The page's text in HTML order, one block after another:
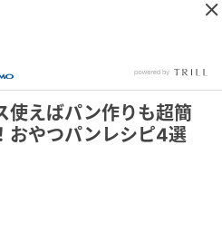
使えばパン作りも超簡
おやつパンレシピ4選